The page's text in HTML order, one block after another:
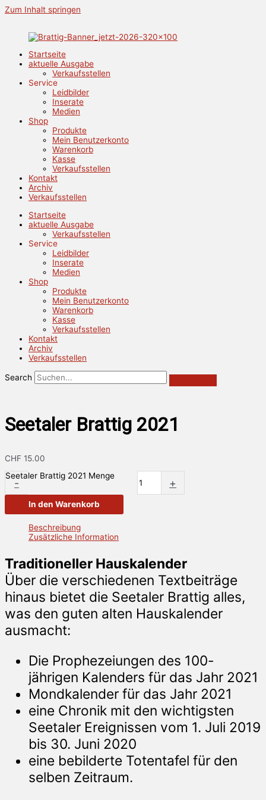
Zum Inhalt springen
Startseite
aktuelle Ausgabe
Verkaufsstellen
Service
Leidbilder
Inserate
Medien
Shop
Produkte
Mein Benutzerkonto
Warenkorb
Kasse
Verkaufsstellen
Kontakt
Archiv
Verkaufsstellen
Startseite
aktuelle Ausgabe
Verkaufsstellen
Service
Leidbilder
Inserate
Medien
Shop
Produkte
Mein Benutzerkonto
Warenkorb
Kasse
Verkaufsstellen
Kontakt
Archiv
Verkaufsstellen
Search
Seetaler Brattig 2021
CHF 15.00
-
Seetaler Brattig 2021 Menge
+
In den Warenkorb
Beschreibung
Zusätzliche Information
Traditioneller Hauskalender
Über die verschiedenen Textbeiträge
hinaus bietet die Seetaler Brattig alles,
was den guten alten Hauskalender
ausmacht:
Die Prophezeiungen des 100-
jährigen Kalenders für das Jahr 2021
Mondkalender für das Jahr 2021
eine Chronik mit den wichtigsten
Seetaler Ereignissen vom 1. Juli 2019
bis 30. Juni 2020
eine bebilderte Totentafel für den
selben Zeitraum.